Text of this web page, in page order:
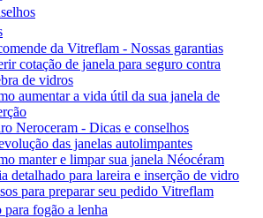
da Vitreflam - Nossas garantias
cotação de janela para seguro contra
de vidros
aumentar a vida útil da sua janela de
Neroceram - Dicas e conselhos
das janelas autolimpantes
manter e limpar sua janela Néocéram
detalhado para lareira e inserção de vidro
para preparar seu pedido Vitreflam
fogão a lenha